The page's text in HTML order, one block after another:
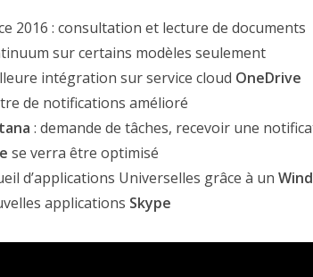
2016 : consultation et lecture de documents
sur certains modèles seulement
intégration sur service cloud OneDrive
de notifications amélioré
: demande de tâches, recevoir une
se verra être optimisé
d’applications Universelles grâce à un
applications Skype